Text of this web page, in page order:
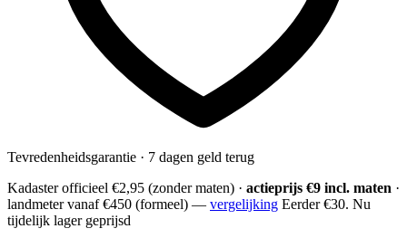
Tevredenheidsgarantie · 7 dagen geld terug
Kadaster officieel €2,95 (zonder maten) · actieprijs €9 incl. maten ·
landmetervanaf €450 (formeel) — vergelijking Eerder €30. Nu
tijdelijk lager geprijsd